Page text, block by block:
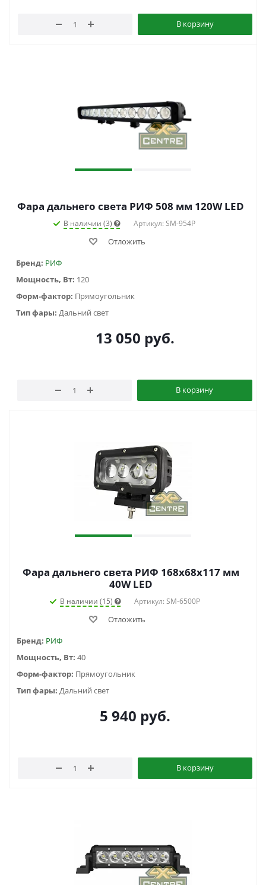
В корзину
Фара дальнего света РИФ 508 мм 120W LED
В наличии (3) Артикул: SM-954P
Отложить
Бренд: РИФ
Мощность, Вт: 120
Форм-фактор: Прямоугольник
Тип фары: Дальний свет
13 050 руб.
В корзину
Фара дальнего света РИФ 168х68х117 мм
40W LED
В наличии (15) Артикул: SM-6500P
Отложить
Бренд: РИФ
Мощность, Вт: 40
Форм-фактор: Прямоугольник
Тип фары: Дальний свет
5 940 руб.
В корзину